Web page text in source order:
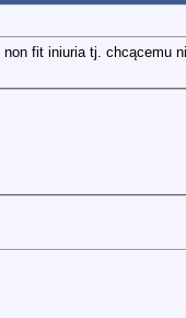
fit iniuria tj. chcącemu